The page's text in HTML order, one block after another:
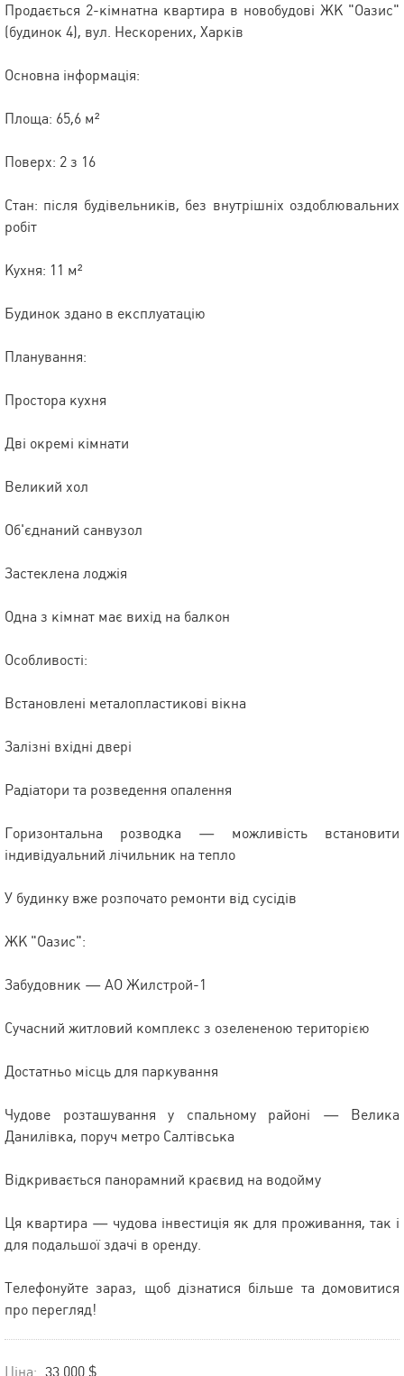
Продається 2-кімнатна квартира в новобудові ЖК "Оазис"
(будинок 4), вул. Нескорених, Харків
Основна інформація:
Площа: 65,6 м²
Поверх: 2 з 16
Стан: після будівельників, без внутрішніх оздоблювальних
робіт
Кухня: 11 м²
Будинок здано в експлуатацію
Планування:
Простора кухня
Дві окремі кімнати
Великий хол
Об'єднаний санвузол
Застеклена лоджія
Одна з кімнат має вихід на балкон
Особливості:
Встановлені металопластикові вікна
Залізні вхідні двері
Радіатори та розведення опалення
Горизонтальна розводка — можливість встановити
індивідуальний лічильник на тепло
У будинку вже розпочато ремонти від сусідів
ЖК "Оазис":
Забудовник — АО Жилстрой-1
Сучасний житловий комплекс з озелененою територією
Достатньо місць для паркування
Чудове розташування у спальному районі — Велика
Данилівка, поруч метро Салтівська
Відкривається панорамний краєвид на водойму
Ця квартира — чудова інвестиція як для проживання, так і
для подальшої здачі в оренду.
Телефонуйте зараз, щоб дізнатися більше та домовитися
про перегляд!
Ціна: 33 000 $